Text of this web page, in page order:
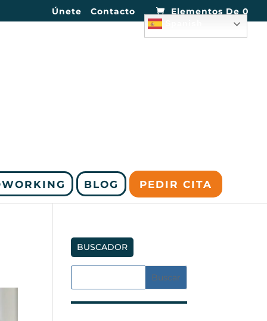
Únete Contacto Elementos De 0
BLOG PEDIR CITA
BUSCADOR